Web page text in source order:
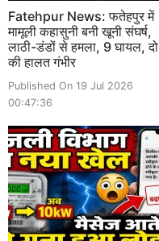
Fatehpur News: फतेहपुर में
मामूली कहासुनी बनी खूनी संघर्ष,
लाठी-डंडों से हमला, 9 घायल, दो
की हालत गंभीर
Published On 19 Jul 2026
00:47:36